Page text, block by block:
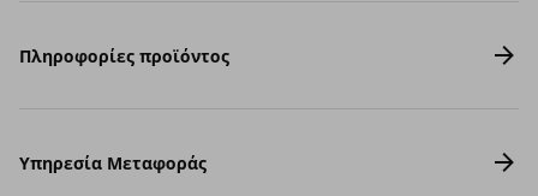
Πληροφορίες προϊόντος
Υπηρεσία Μεταφοράς